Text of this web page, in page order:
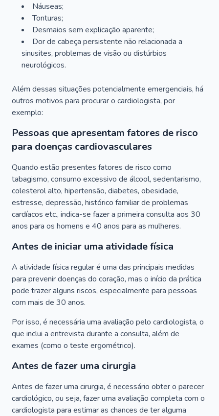
Náuseas;
Tonturas;
Desmaios sem explicação aparente;
Dor de cabeça persistente não relacionada a
sinusites, problemas de visão ou distúrbios
neurológicos.
Além dessas situações potencialmente emergenciais, há
outros motivos para procurar o cardiologista, por
exemplo:
Pessoas que apresentam fatores de risco
para doenças cardiovasculares
Quando estão presentes fatores de risco como
tabagismo, consumo excessivo de álcool, sedentarismo,
colesterol alto, hipertensão, diabetes, obesidade,
estresse, depressão, histórico familiar de problemas
cardíacos etc., indica-se fazer a primeira consulta aos 30
anos para os homens e 40 anos para as mulheres.
Antes de iniciar uma atividade física
A atividade física regular é uma das principais medidas
para prevenir doenças do coração, mas o início da prática
pode trazer alguns riscos, especialmente para pessoas
com mais de 30 anos.
Por isso, é necessária uma avaliação pelo cardiologista, o
que inclui a entrevista durante a consulta, além de
exames (como o teste ergométrico).
Antes de fazer uma cirurgia
Antes de fazer uma cirurgia, é necessário obter o parecer
cardiológico, ou seja, fazer uma avaliação completa com o
cardiologista para estimar as chances de ter alguma